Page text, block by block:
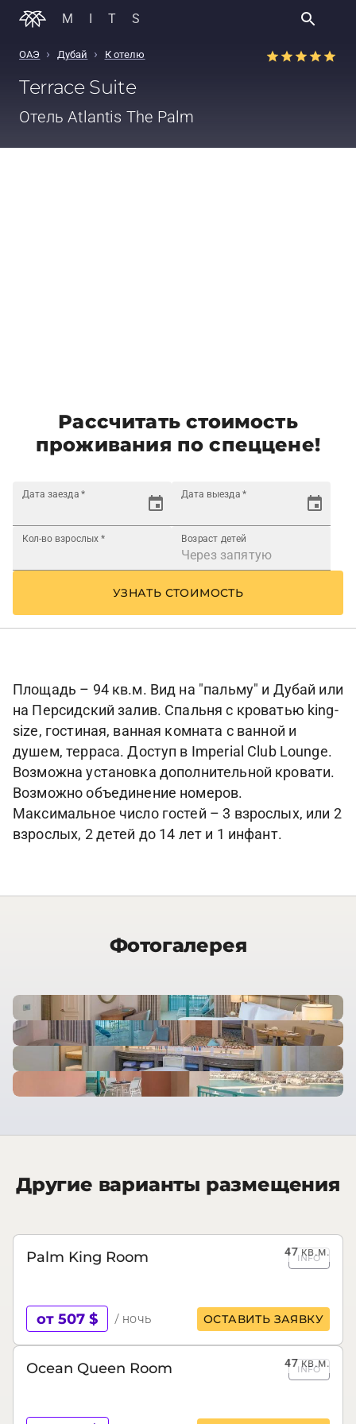
MITS
ОАЭ › Дубай › К отелю
Terrace Suite
ОтельAtlantis The Palm
Рассчитать стоимость
проживания по спеццене!
Дата заезда * Дата выезда *
Кол-во взрослых * Возраст детей
УЗНАТЬ СТОИМОСТЬ
Площадь – 94 кв.м. Вид на "пальму" и Дубай или
на Персидский залив. Спальня с кроватью king-
size, гостиная, ванная комната с ванной и
душем, терраса. Доступ в Imperial Club Lounge.
Возможна установка дополнительной кровати.
Возможно объединение номеров.
Максимальное число гостей – 3 взрослых, или 2
взрослых, 2 детей до 14 лет и 1 инфант.
Фотогалерея
Другие варианты размещения
47кв.м.
Palm King Room INFO
от 507 $ / ночь ОСТАВИТЬ ЗАЯВКУ
47кв.м.
Ocean Queen Room INFO